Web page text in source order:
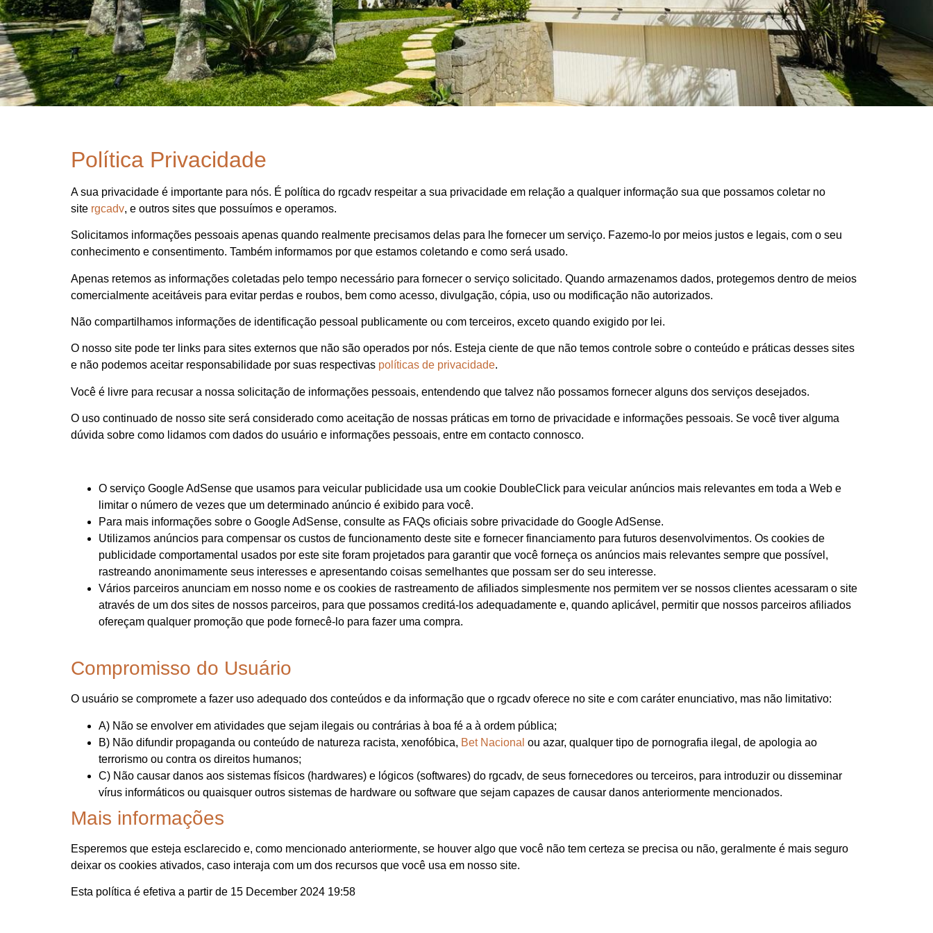
Política Privacidade
A sua privacidade é importante para nós. É política do rgcadv respeitar a sua privacidade em relação a qualquer informação sua que possamos coletar no
site rgcadv, e outros sites que possuímos e operamos.
Solicitamos informações pessoais apenas quando realmente precisamos delas para lhe fornecer um serviço. Fazemo-lo por meios justos e legais, com o seu
conhecimento e consentimento. Também informamos por que estamos coletando e como será usado.
Apenas retemos as informações coletadas pelo tempo necessário para fornecer o serviço solicitado. Quando armazenamos dados, protegemos dentro de meios
comercialmente aceitáveis ​​para evitar perdas e roubos, bem como acesso, divulgação, cópia, uso ou modificação não autorizados.
Não compartilhamos informações de identificação pessoal publicamente ou com terceiros, exceto quando exigido por lei.
O nosso site pode ter links para sites externos que não são operados por nós. Esteja ciente de que não temos controle sobre o conteúdo e práticas desses sites
e não podemos aceitar responsabilidade por suas respectivas políticas de privacidade.
Você é livre para recusar a nossa solicitação de informações pessoais, entendendo que talvez não possamos fornecer alguns dos serviços desejados.
O uso continuado de nosso site será considerado como aceitação de nossas práticas em torno de privacidade e informações pessoais. Se você tiver alguma
dúvida sobre como lidamos com dados do usuário e informações pessoais, entre em contacto connosco.
O serviço Google AdSense que usamos para veicular publicidade usa um cookie DoubleClick para veicular anúncios mais relevantes em toda a Web e
limitar o número de vezes que um determinado anúncio é exibido para você.
Para mais informações sobre o Google AdSense, consulte as FAQs oficiais sobre privacidade do Google AdSense.
Utilizamos anúncios para compensar os custos de funcionamento deste site e fornecer financiamento para futuros desenvolvimentos. Os cookies de
publicidade comportamental usados ​​por este site foram projetados para garantir que você forneça os anúncios mais relevantes sempre que possível,
rastreando anonimamente seus interesses e apresentando coisas semelhantes que possam ser do seu interesse.
Vários parceiros anunciam em nosso nome e os cookies de rastreamento de afiliados simplesmente nos permitem ver se nossos clientes acessaram o site
através de um dos sites de nossos parceiros, para que possamos creditá-los adequadamente e, quando aplicável, permitir que nossos parceiros afiliados
ofereçam qualquer promoção que pode fornecê-lo para fazer uma compra.
Compromisso do Usuário
O usuário se compromete a fazer uso adequado dos conteúdos e da informação que o rgcadv oferece no site e com caráter enunciativo, mas não limitativo:
A) Não se envolver em atividades que sejam ilegais ou contrárias à boa fé a à ordem pública;
B) Não difundir propaganda ou conteúdo de natureza racista, xenofóbica, Bet Nacional ou azar, qualquer tipo de pornografia ilegal, de apologia ao
terrorismo ou contra os direitos humanos;
C) Não causar danos aos sistemas físicos (hardwares) e lógicos (softwares) do rgcadv, de seus fornecedores ou terceiros, para introduzir ou disseminar
vírus informáticos ou quaisquer outros sistemas de hardware ou software que sejam capazes de causar danos anteriormente mencionados.
Mais informações
Esperemos que esteja esclarecido e, como mencionado anteriormente, se houver algo que você não tem certeza se precisa ou não, geralmente é mais seguro
deixar os cookies ativados, caso interaja com um dos recursos que você usa em nosso site.
Esta política é efetiva a partir de 15 December 2024 19:58